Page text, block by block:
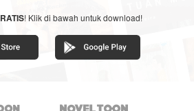
! Klik di bawah untuk download!